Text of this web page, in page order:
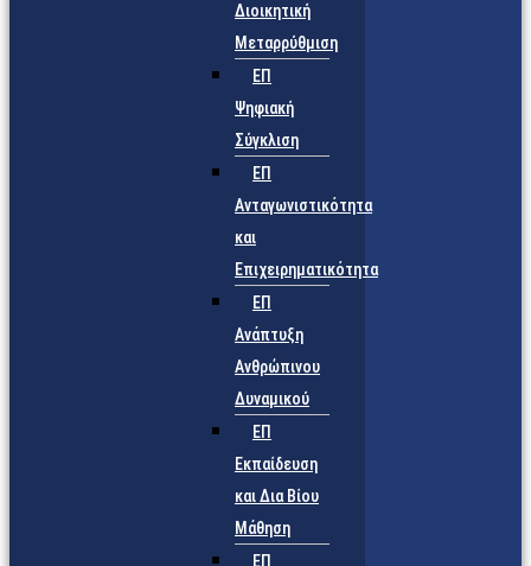
Διοικητική
Μεταρρύθμιση
ΕΠ
Ψηφιακή
Σύγκλιση
ΕΠ
Ανταγωνιστικότητα
και
Επιχειρηματικότητα
ΕΠ
Ανάπτυξη
Ανθρώπινου
Δυναμικού
ΕΠ
Εκπαίδευση
και Δια Βίου
Μάθηση
ΕΠ